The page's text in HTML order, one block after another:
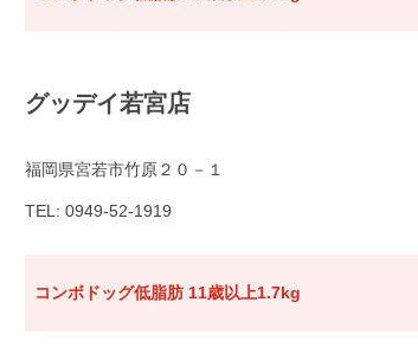
グッデイ若宮店
福岡県宮若市竹原２０－１
TEL: 0949-52-1919
コンボドッグ低脂肪 11歳以上1.7kg